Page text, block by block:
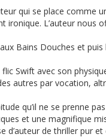
qui se place comme
L’auteur nous
Bains Douches et
Swift avec son
par vocation,
qu’il ne se prenne
et une magnifique
d’auteur de thriller pur et